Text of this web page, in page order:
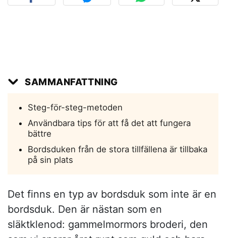
SAMMANFATTNING
Steg-för-steg-metoden
Användbara tips för att få det att fungera
bättre
Bordsduken från de stora tillfällena är tillbaka
på sin plats
Det finns en typ av bordsduk som inte är en
bordsduk. Den är nästan som en
släktklenod: gammelmormors broderi, den